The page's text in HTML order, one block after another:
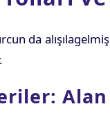
da
Alan